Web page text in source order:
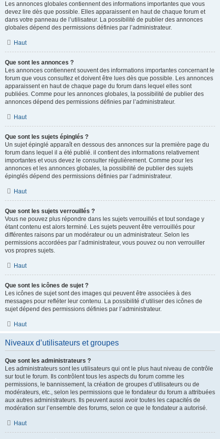
Les annonces globales contiennent des informations importantes que vous
devez lire dès que possible. Elles apparaissent en haut de chaque forum et
dans votre panneau de l’utilisateur. La possibilité de publier des annonces
globales dépend des permissions définies par l’administrateur.
Haut
Que sont les annonces ?
Les annonces contiennent souvent des informations importantes concernant le
forum que vous consultez et doivent être lues dès que possible. Les annonces
apparaissent en haut de chaque page du forum dans lequel elles sont
publiées. Comme pour les annonces globales, la possibilité de publier des
annonces dépend des permissions définies par l’administrateur.
Haut
Que sont les sujets épinglés ?
Un sujet épinglé apparaît en dessous des annonces sur la première page du
forum dans lequel il a été publié. il contient des informations relativement
importantes et vous devez le consulter régulièrement. Comme pour les
annonces et les annonces globales, la possibilité de publier des sujets
épinglés dépend des permissions définies par l’administrateur.
Haut
Que sont les sujets verrouillés ?
Vous ne pouvez plus répondre dans les sujets verrouillés et tout sondage y
étant contenu est alors terminé. Les sujets peuvent être verrouillés pour
différentes raisons par un modérateur ou un administrateur. Selon les
permissions accordées par l’administrateur, vous pouvez ou non verrouiller
vos propres sujets.
Haut
Que sont les icônes de sujet ?
Les icônes de sujet sont des images qui peuvent être associées à des
messages pour refléter leur contenu. La possibilité d’utiliser des icônes de
sujet dépend des permissions définies par l’administrateur.
Haut
Niveaux d’utilisateurs et groupes
Que sont les administrateurs ?
Les administrateurs sont les utilisateurs qui ont le plus haut niveau de contrôle
sur tout le forum. Ils contrôlent tous les aspects du forum comme les
permissions, le bannissement, la création de groupes d’utilisateurs ou de
modérateurs, etc., selon les permissions que le fondateur du forum a attribuées
aux autres administrateurs. Ils peuvent aussi avoir toutes les capacités de
modération sur l’ensemble des forums, selon ce que le fondateur a autorisé.
Haut